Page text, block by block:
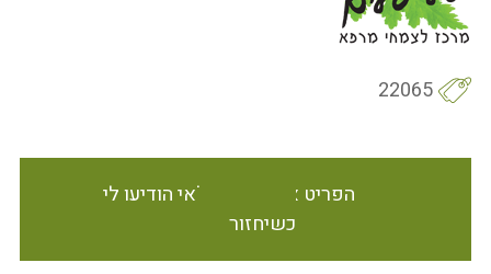
22065
הפריט אינו זמין במלאי הודיעו לי
כשיחזור